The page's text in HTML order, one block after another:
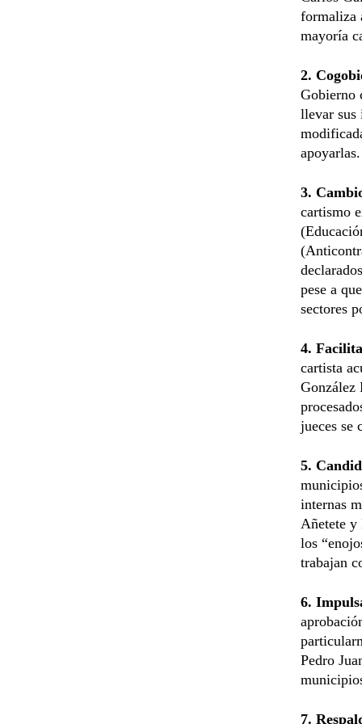
formaliza
mayoría
2.
Gobierno
llevar sus
apoyarlas.
3.
cartismo
pese a
sectores
4.
cartista
González
jueces se
5.
internas
Añetete y
los
trabajan
6.
Pedro
7.